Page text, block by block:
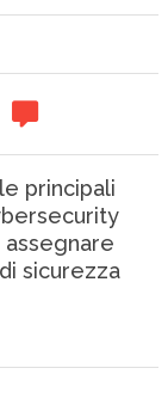
principali
assegnare
sicurezza